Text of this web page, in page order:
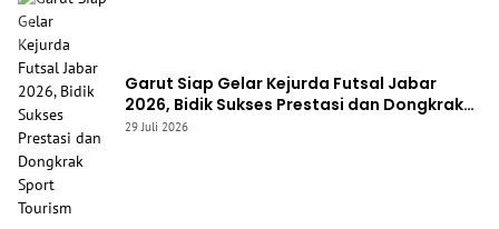
Garut Siap Gelar Kejurda Futsal Jabar
2026, Bidik Sukses Prestasi dan Dongkrak
Sport Tourism
29 Juli 2026